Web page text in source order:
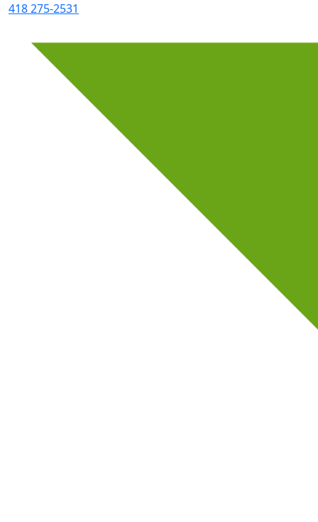
418 275-2531